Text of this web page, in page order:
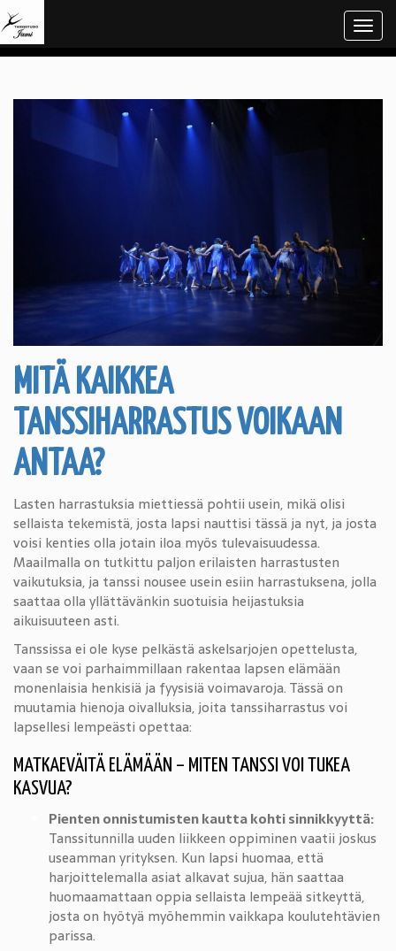
MITÄ KAIKKEA
TANSSIHARRASTUS VOIKAAN
ANTAA?
Lasten harrastuksia miettiessä pohtii usein, mikä olisi
sellaista tekemistä, josta lapsi nauttisi tässä ja nyt, ja josta
voisi kenties olla jotain iloa myös tulevaisuudessa.
Maailmalla on tutkittu paljon erilaisten harrastusten
vaikutuksia, ja tanssi nousee usein esiin harrastuksena, jolla
saattaa olla yllättävänkin suotuisia heijastuksia
aikuisuuteen asti.
Tanssissa ei ole kyse pelkästä askelsarjojen opettelusta,
vaan se voi parhaimmillaan rakentaa lapsen elämään
monenlaisia henkisiä ja fyysisiä voimavaroja. Tässä on
muutamia hienoja oivalluksia, joita tanssiharrastus voi
lapsellesi lempeästi opettaa:
MATKAEVÄITÄ ELÄMÄÄN – MITEN TANSSI VOI TUKEA
KASVUA?
Pienten onnistumisten kautta kohti sinnikkyyttä:
Tanssitunnilla uuden liikkeen oppiminen vaatii joskus
useamman yrityksen. Kun lapsi huomaa, että
harjoittelemalla asiat alkavat sujua, hän saattaa
huomaamattaan oppia sellaista lempeää sitkeyttä,
josta on hyötyä myöhemmin vaikkapa koulutehtävien
parissa.